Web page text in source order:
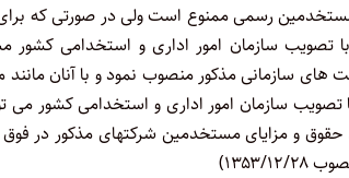
رسمی ممنوع است ولی در صورتی که
سازمان امور اداری و استخدامی
سازمانی مذکور منصوب نمود و با آنان
سازمان امور اداری و استخدامی کشور می
حقوق و مزایای مستخدمین شرکتهای مذکور در فوق
۲۸)